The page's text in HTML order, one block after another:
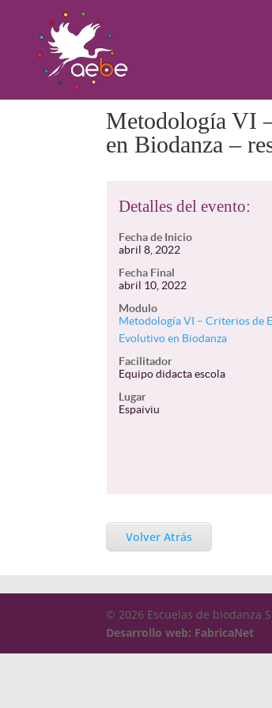
Metodología VI
en Biodanza –
Detalles del evento:
Fecha de Inicio
abril 8, 2022
Fecha Final
abril 10, 2022
Modulo
Metodología VI – Criterios de
Evolutivo en Biodanza
Facilitador
Equipo didacta escola
Lugar
Espaiviu
Volver Atrás
© 2026 Escuelas de biodanza
Desarrollo web: FabricaNet